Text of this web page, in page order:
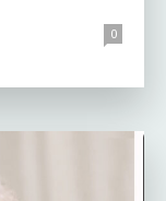
0